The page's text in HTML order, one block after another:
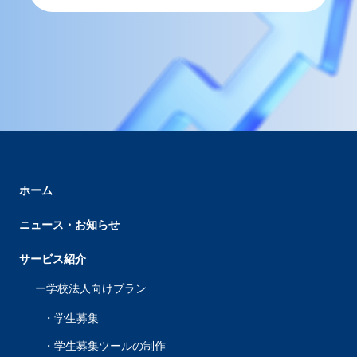
ホーム
ニュース・お知らせ
サービス紹介
学校法人向けプラン
学生募集
学生募集ツールの制作